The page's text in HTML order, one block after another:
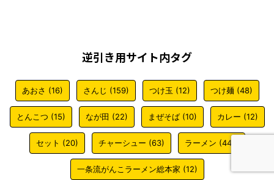
逆引き用サイト内タグ
あおさ (16) さんじ (159) つけ玉 (12) つけ麺(48)
とんこつ (15) なが田 (22) まぜそば(10) カレー (12)
セット (20) チャーシュー (63) ラーメン (441)
一条流がんこラーメン総本家 (12)